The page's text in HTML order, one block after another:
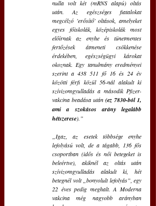
nulla volt két (mRNS alapú) oltás
után. Az egészséges fiatalokat
megcélzó 'erősítő' oltások, amelyeket
egyes főiskolák, középiskolák most
előírnak az enyhe és tünetmentes
fertőzések átmeneti csökkenése
érdekében, egészségügyi károkat
okoznak. Egy tanulmány eredményei
szerint a 438 511 fő 16 és 24 év
közötti férfi közül 56-nál alakult ki
szívizomgyulladás a második Pfizer-
vakcina beadása után (ez 7830-ból 1,
ami a szokásos arány legalább
hétszerese).”
„Igaz, az esetek többsége enyhe
lefolyású volt, de a tágabb, 136 fős
csoportban (idős és női betegeket is
beleértve), akiknél az oltás után
szívizomgyulladás alakult ki, hét
betegnél volt „bonyolult lefolyás”, egy
22 éves pedig meghalt. A Moderna
vakcina még nagyobb arányban